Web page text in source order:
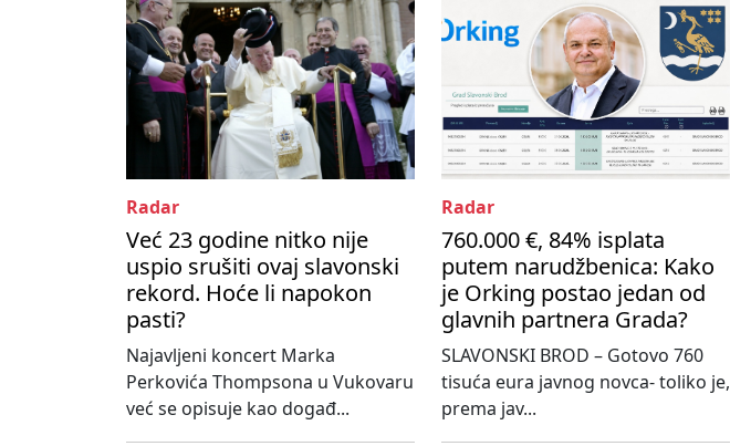
Radar
Već 23 godine nitko nije
uspio srušiti ovaj slavonski
rekord. Hoće li napokon
pasti?
Najavljeni koncert Marka
Perkovića Thompsona u Vukovaru
već se opisuje kao događ...
Radar
760.000 €, 84% isplata
putem narudžbenica: Kako
je Orking postao jedan od
glavnih partnera Grada?
SLAVONSKI BROD – Gotovo 760
tisuća eura javnog novca- toliko je,
prema jav...